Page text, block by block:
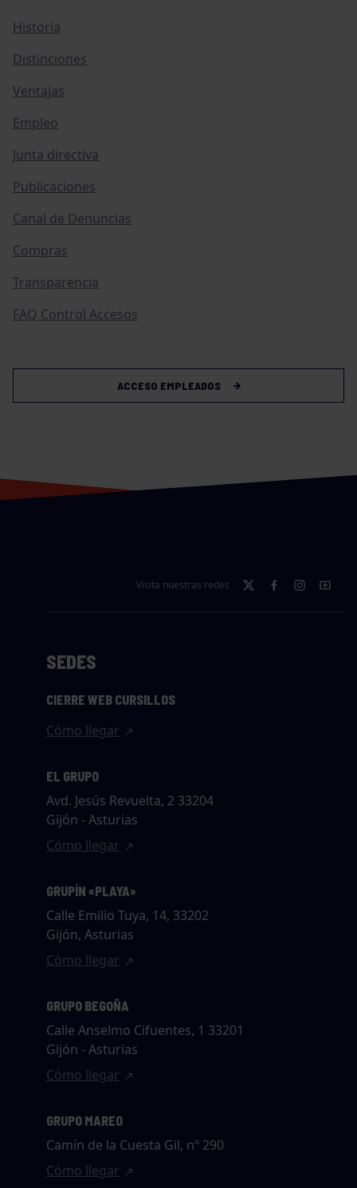
Historia
Distinciones
Ventajas
Empleo
Junta directiva
Publicaciones
Canal de Denuncias
Compras
Transparencia
FAQ Control Accesos
ACCESO EMPLEADOS
Visita nuestras redes
SEDES
CIERRE WEB CURSILLOS
Cómo llegar
EL GRUPO
Avd. Jesús Revuelta, 2 33204
Gijón - Asturias
Cómo llegar
GRUPÍN «PLAYA»
Calle Emilio Tuya, 14, 33202
Gijón, Asturias
Cómo llegar
GRUPO BEGOÑA
Calle Anselmo Cifuentes, 1 33201
Gijón - Asturias
Cómo llegar
GRUPO MAREO
Camín de la Cuesta Gil, nº 290
Cómo llegar